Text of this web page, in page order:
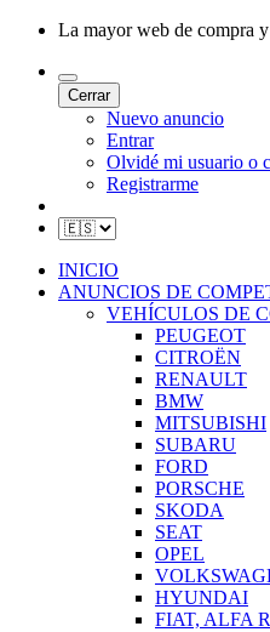
La mayor web de compra y
Cerrar
Nuevo anuncio
Entrar
Olvidé mi usuario o
Registrarme
INICIO
ANUNCIOS DE
VEHÍCULOS DE
PEUGEOT
CITROËN
RENAULT
BMW
MITSUBISHI
SUBARU
FORD
PORSCHE
SKODA
SEAT
OPEL
HYUNDAI
FIAT, ALFA